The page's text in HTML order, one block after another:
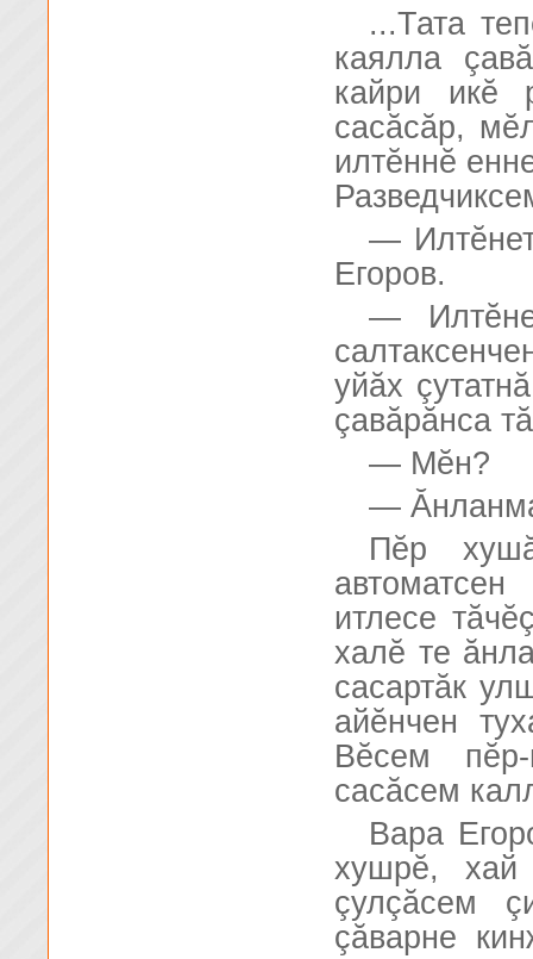
...Тата
каялла
кайри икĕ
сасăсăр,
илтĕннĕ
—
Егоров.
—
уйăх
çавăрăнса
— Мĕн?
—
Пĕр
итлесе
халĕ те
сасартăк
айĕнчен
Вĕсем
сасăсем
Вара
хушрĕ,
çулçăсем
çăварне